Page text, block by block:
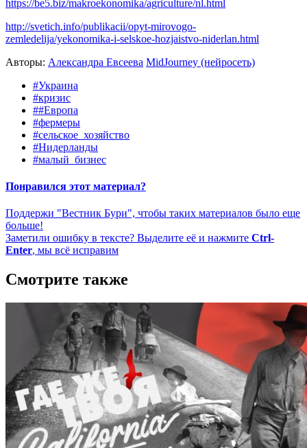
https://be5.biz/makroekonomika/agriculture/nl.html
http://svetich.info/publikacii/opyt-mirovogo-
zemledelija/yekonomika-i-selskoe-hozjaistvo-niderlan.html
Авторы: Александра Евсеева MidJourney (нейросеть)
#Украина
#кризис
##Европа
#фермеры
#сельское_хозяйство
#Нидерланды
#малый_бизнес
Понравился этот материал?
Поддержи "Вестник Бури", чтобы таких материалов было еще
больше!
Заметили ошибку в тексте? Выделите её и нажмите Ctrl-
Enter, мы всё исправим
Смотрите также